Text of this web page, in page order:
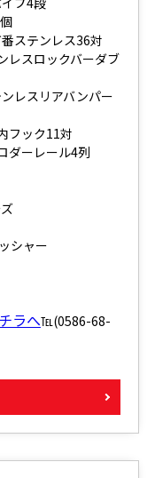
ステンレス36対
レスロックバーダブ
レスリアバンパー
フック11対
ダーレール4列
シャー
ラへ℡(0586-68-